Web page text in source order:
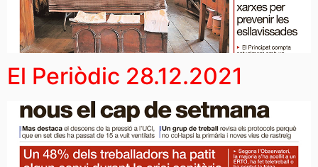
El Periòdic 28.12.2021